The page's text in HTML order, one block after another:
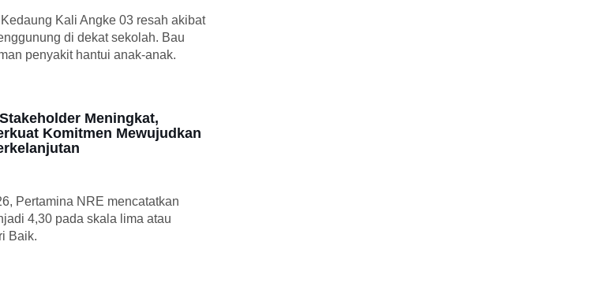
Kali Angke 03 resah akibat
di dekat sekolah. Bau
penyakit hantui anak-anak.
Meningkat,
Komitmen Mewujudkan
Pertamina NRE mencatatkan
4,30 pada skala lima atau
Baik.